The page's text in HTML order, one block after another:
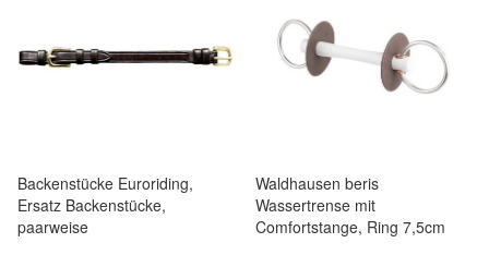
Backenstücke Euroriding,
Ersatz Backenstücke,
paarweise
Waldhausen beris
Wassertrense mit
Comfortstange, Ring 7,5cm